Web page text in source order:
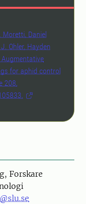
Daniel
Ohler, Hayden
Augmentative
for aphid control
208,
Forskare